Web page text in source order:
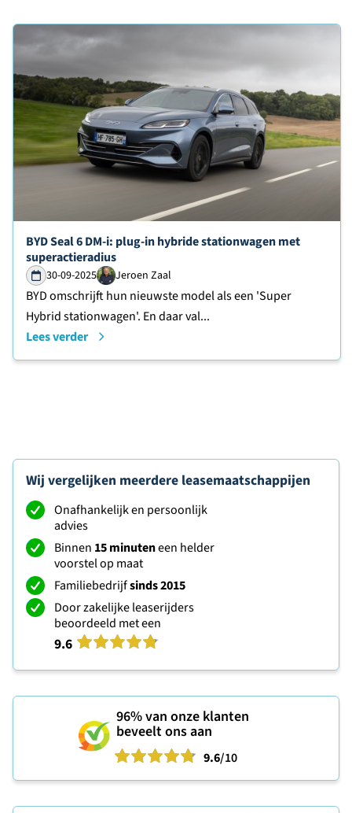
Lees verder over
BYD Seal 6 DM-i: plug-in hybride stationwagen met
superactieradius
30-09-2025 Jeroen Zaal
BYD omschrijft hun nieuwste model als een 'Super
Hybrid stationwagen'. En daar val...
Lees verder
Wij vergelijken meerdere leasemaatschappijen
Onafhankelijk en persoonlijk
advies
Binnen 15 minuteneen helder
voorstel op maat
Familiebedrijfsinds 2015
Door zakelijke leaserijders
beoordeeld met een
9.6
96%van onze klanten
beveelt ons aan
9.6/10